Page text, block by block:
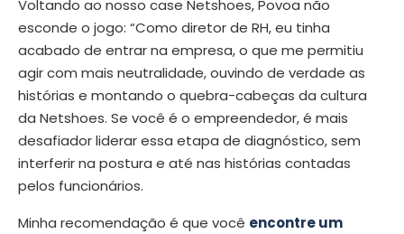
Voltando ao nosso case Netshoes, Povoa não
esconde o jogo: “Como diretor de RH, eu tinha
acabado de entrar na empresa, o que me permitiu
agir com mais neutralidade, ouvindo de verdade as
histórias e montando o quebra-cabeças da cultura
da Netshoes. Se você é o empreendedor, é mais
desafiador liderar essa etapa de diagnóstico, sem
interferir na postura e até nas histórias contadas
pelos funcionários.
Minha recomendação é que você encontre um